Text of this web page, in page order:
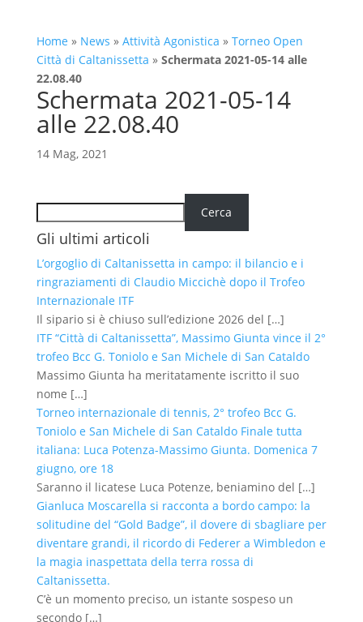
Home » News » Attività Agonistica » Torneo Open
Città di Caltanissetta » Schermata 2021-05-14 alle
22.08.40
Schermata 2021-05-14
alle 22.08.40
14 Mag, 2021
Cerca
Cerca
Gli ultimi articoli
L’orgoglio di Caltanissetta in campo: il bilancio e i
ringraziamenti di Claudio Miccichè dopo il Trofeo
Internazionale ITF
Il sipario si è chiuso sull’edizione 2026 del […]
ITF “Città di Caltanissetta”, Massimo Giunta vince il 2°
trofeo Bcc G. Toniolo e San Michele di San Cataldo
Massimo Giunta ha meritatamente iscritto il suo
nome […]
Torneo internazionale di tennis, 2° trofeo Bcc G.
Toniolo e San Michele di San Cataldo Finale tutta
italiana: Luca Potenza-Massimo Giunta. Domenica 7
giugno, ore 18
Saranno il licatese Luca Potenze, beniamino del […]
Gianluca Moscarella si racconta a bordo campo: la
solitudine del “Gold Badge”, il dovere di sbagliare per
diventare grandi, il ricordo di Federer a Wimbledon e
la magia inaspettata della terra rossa di
Caltanissetta.
C’è un momento preciso, un istante sospeso un
secondo […]